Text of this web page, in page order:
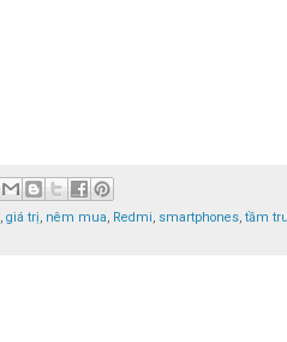
, giá trị, nêm mua, Redmi, smartphones, tầm